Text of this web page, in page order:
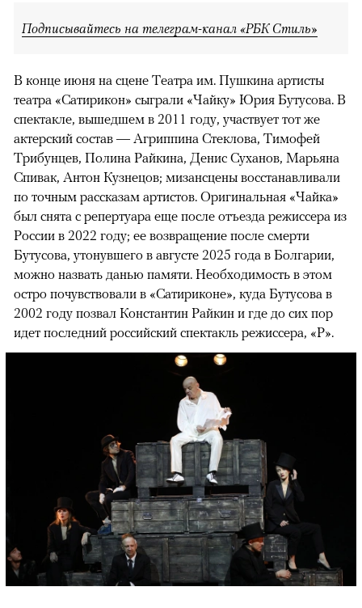
Подписывайтесь на телеграм-канал «РБК Стиль»
В конце июня на сцене Театра им. Пушкина артисты
театра «Сатирикон» сыграли «Чайку» Юрия Бутусова. В
спектакле, вышедшем в 2011 году, участвует тот же
актерский состав — Агриппина Стеклова, Тимофей
Трибунцев, Полина Райкина, Денис Суханов, Марьяна
Спивак, Антон Кузнецов; мизансцены восстанавливали
по точным рассказам артистов. Оригинальная «Чайка»
был снята с репертуара еще после отъезда режиссера из
России в 2022 году; ее возвращение после смерти
Бутусова, утонувшего в августе 2025 года в Болгарии,
можно назвать данью памяти. Необходимость в этом
остро почувствовали в «Сатириконе», куда Бутусова в
2002 году позвал Константин Райкин и где до сих пор
идет последний российский спектакль режиссера, «Р».